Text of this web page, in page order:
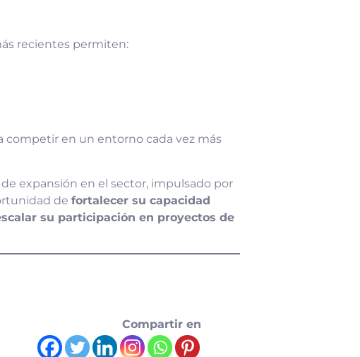
recientes permiten:
competir en un entorno cada vez más
expansión en el sector, impulsado por
de fortalecer su capacidad
su participación en proyectos de
Compartir en